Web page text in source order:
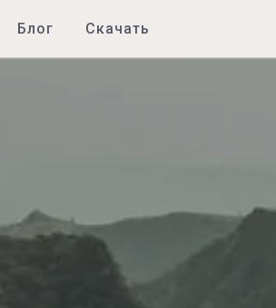
Блог Скачать